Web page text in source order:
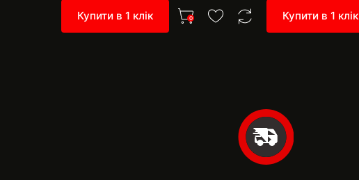
Купити в 1 клік 0 Купити в 1 клік